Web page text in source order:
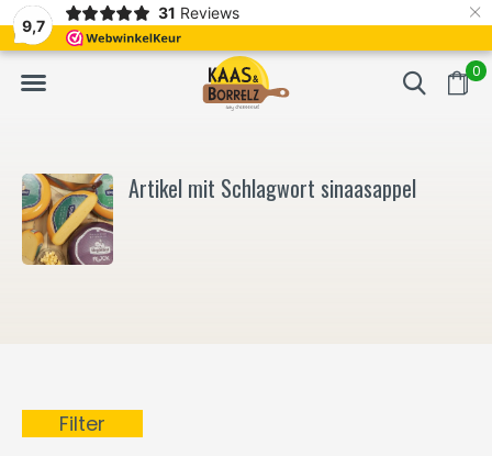
9,7
31 Reviews ×
0
Frisch geschnitten und vakuumverpackt. Meistens Lieferung
Artikel mit Schlagwort sinaasappel
Filter